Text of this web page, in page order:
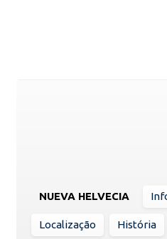
NUEVA HELVECIA
Localização História